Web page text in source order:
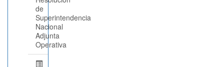
de
Superintendencia
Nacional
Adjunta
Operativa